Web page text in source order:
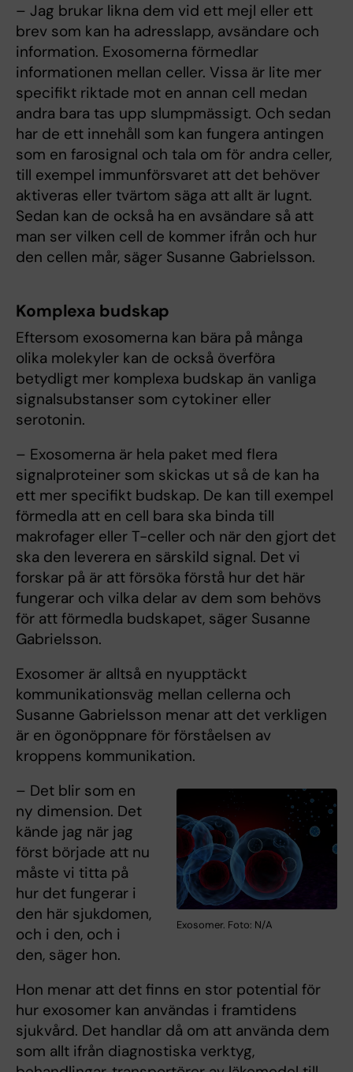
– Jag brukar likna dem vid ett mejl eller ett
brev som kan ha adresslapp, avsändare och
information. Exosomerna förmedlar
informationen mellan celler. Vissa är lite mer
specifikt riktade mot en annan cell medan
andra bara tas upp slumpmässigt. Och sedan
har de ett innehåll som kan fungera antingen
som en farosignal och tala om för andra celler,
till exempel immunförsvaret att det behöver
aktiveras eller tvärtom säga att allt är lugnt.
Sedan kan de också ha en avsändare så att
man ser vilken cell de kommer ifrån och hur
den cellen mår, säger Susanne Gabrielsson.
Komplexa budskap
Eftersom exosomerna kan bära på många
olika molekyler kan de också överföra
betydligt mer komplexa budskap än vanliga
signalsubstanser som cytokiner eller
serotonin.
– Exosomerna är hela paket med flera
signalproteiner som skickas ut så de kan ha
ett mer specifikt budskap. De kan till exempel
förmedla att en cell bara ska binda till
makrofager eller T-celler och när den gjort det
ska den leverera en särskild signal. Det vi
forskar på är att försöka förstå hur det här
fungerar och vilka delar av dem som behövs
för att förmedla budskapet, säger Susanne
Gabrielsson.
Exosomer är alltså en nyupptäckt
kommunikationsväg mellan cellerna och
Susanne Gabrielsson menar att det verkligen
är en ögonöppnare för förståelsen av
kroppens kommunikation.
Exosomer. Foto: N/A
– Det blir som en
ny dimension. Det
kände jag när jag
först började att nu
måste vi titta på
hur det fungerar i
den här sjukdomen,
och i den, och i
den, säger hon.
Hon menar att det finns en stor potential för
hur exosomer kan användas i framtidens
sjukvård. Det handlar då om att använda dem
som allt ifrån diagnostiska verktyg,